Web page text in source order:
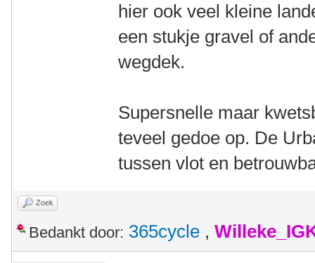
hier ook veel kleine
een stukje gravel of
wegdek.
Supersnelle maar
teveel gedoe op. De
tussen vlot en
Zoek
Bedankt door: 365cycle ,